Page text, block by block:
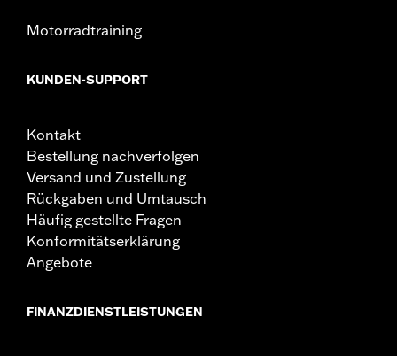
Motorradtraining
KUNDEN-SUPPORT
Kontakt
Bestellung nachverfolgen
Versand und Zustellung
Rückgaben und Umtausch
Häufig gestellte Fragen
Konformitätserklärung
Angebote
FINANZDIENSTLEISTUNGEN